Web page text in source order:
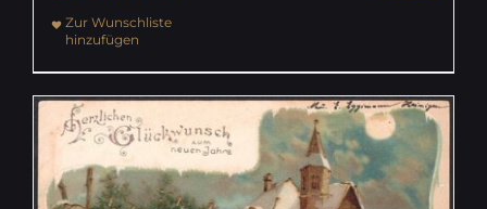
Zur Wunschliste
hinzufügen